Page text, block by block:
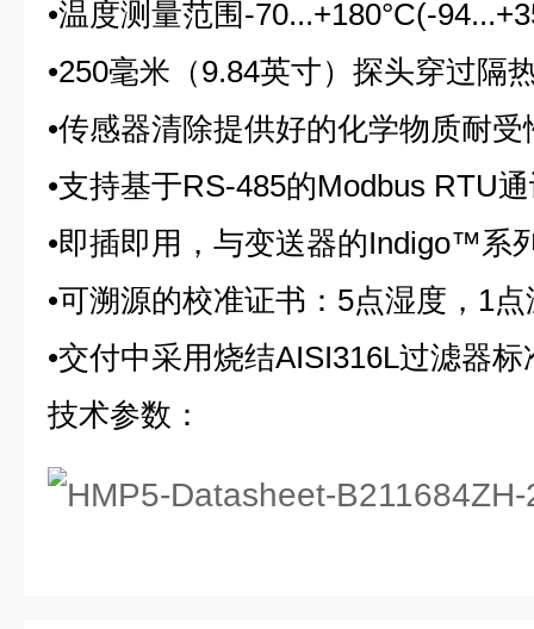
•温度测量范围-70...+180°C(-
•250毫米（9.84英寸）探头穿过隔
•传感器清除提供好的化学物质耐受
•支持基于RS-485的Modbus RTU
•即插即用，与变送器的Indigo™系
•可溯源的校准证书：5点湿度，1点
•交付中采用烧结AISI316L过滤器标
技术参数：